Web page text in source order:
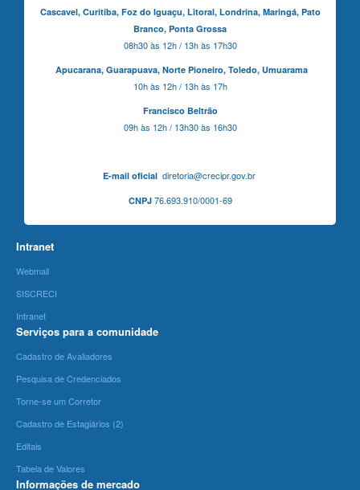
Cascavel, Curitiba,Foz do Iguaçu, Litoral, Londrina, Maringá, Pato
Branco, Ponta Grossa
08h30 às 12h / 13h às 17h30
Apucarana, Guarapuava, Norte Pioneiro, Toledo, Umuarama
10h às 12h / 13h às 17h
Francisco Beltrão
09h às 12h / 13h30 às 16h30
E-mail oficialdiretoria@crecipr.gov.br
CNPJ76.693.910/0001-69
Intranet
Webmail
SISCRECI
Intranet
Serviços para a comunidade
Cadastro de Avaliadores
Pesquisa de Credenciados
Torne-se um Corretor
Cadastro de Estagiários (2)
Editais
Tabela de Valores
Informações de mercado